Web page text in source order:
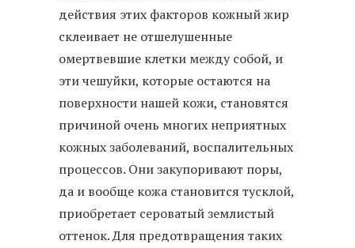
действия этих факторов кожный жир
склеивает не отшелушенные
омертвевшие клетки между собой, и
эти чешуйки, которые остаются на
поверхности нашей кожи, становятся
причиной очень многих неприятных
кожных заболеваний, воспалительных
процессов. Они закупоривают поры,
да и вообще кожа становится тусклой,
приобретает сероватый землистый
оттенок. Для предотвращения таких